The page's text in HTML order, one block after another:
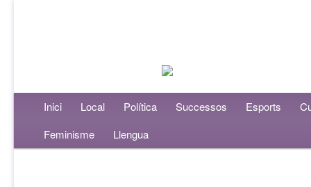
Menú principalAneu al contingut principal
Aneu al contingut secundari
Inici Local Política Successos Esports
Feminisme
Llengua